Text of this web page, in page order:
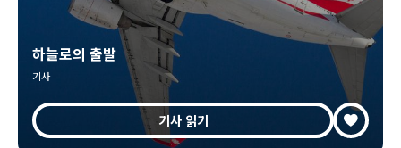
하늘로의 출발
기사
기사 읽기